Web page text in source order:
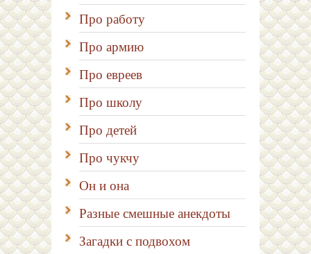
Про работу
Про армию
Про евреев
Про школу
Про детей
Про чукчу
Он и она
Разные смешные анекдоты
Загадки с подвохом